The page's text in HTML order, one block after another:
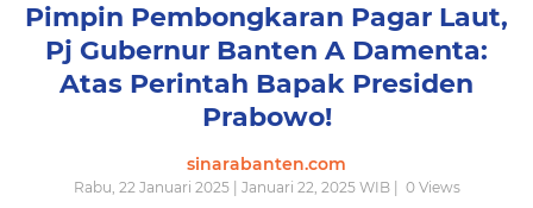
Pimpin Pembongkaran Pagar Laut,
Pj Gubernur Banten A Damenta:
Atas Perintah Bapak Presiden
Prabowo!
sinarabanten.com
Rabu, 22 Januari 2025 | Januari 22, 2025 WIB | 0Views